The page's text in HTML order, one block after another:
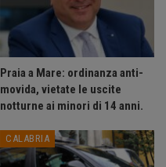
Praia a Mare: ordinanza anti-
movida, vietate le uscite
notturne ai minori di 14 anni.
CALABRIA